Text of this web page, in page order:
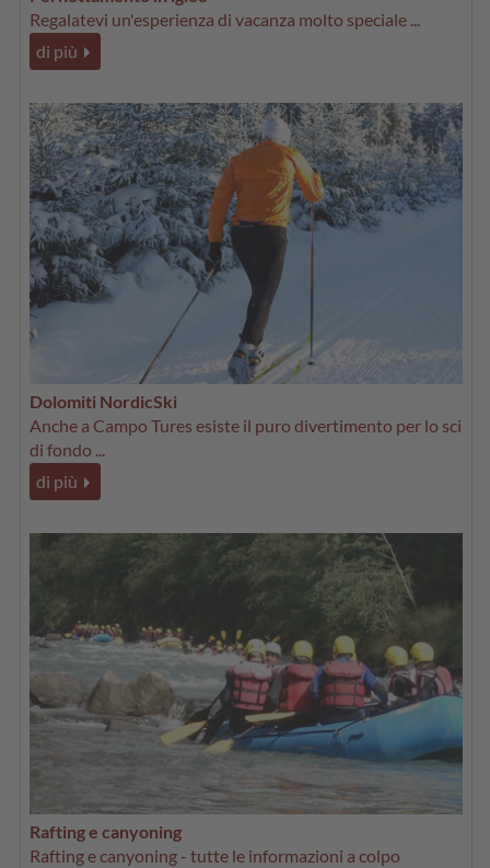
Regalatevi un'esperienza di vacanza molto speciale ...
di più
Dolomiti NordicSki
Anche a Campo Tures esiste il puro divertimento per lo sci
di fondo ...
di più
Rafting e canyoning
Rafting e canyoning - tutte le informazioni a colpo